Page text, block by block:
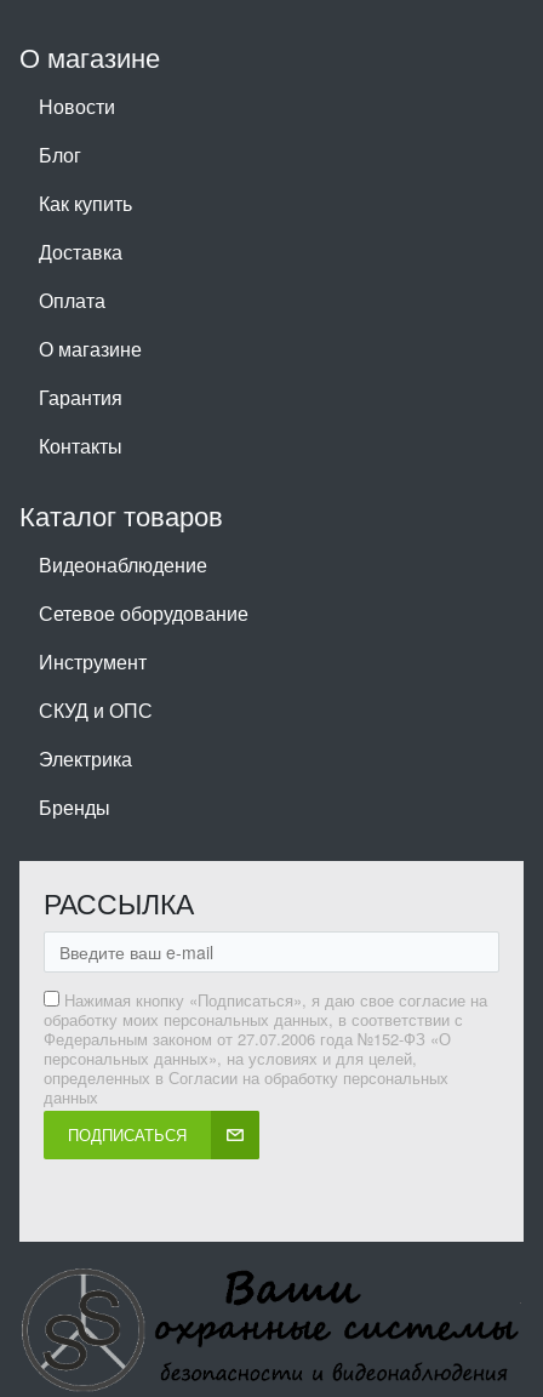
О магазине
Новости
Блог
Как купить
Доставка
Оплата
О магазине
Гарантия
Контакты
Каталог товаров
Видеонаблюдение
Сетевое оборудование
Инструмент
СКУД и ОПС
Электрика
Бренды
РАССЫЛКА
Нажимая кнопку «Подписаться», я даю свое согласие на
обработку моих персональных данных, в соответствии с
Федеральным законом от 27.07.2006 года №152-ФЗ «О
персональных данных», на условиях и для целей,
определенных в Согласии на обработку персональных
данных
ПОДПИСАТЬСЯ